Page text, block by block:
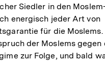
Siedler in den
energisch jeder Art von
für die Moslems.
der Moslems gegen
zur Folge, und bald